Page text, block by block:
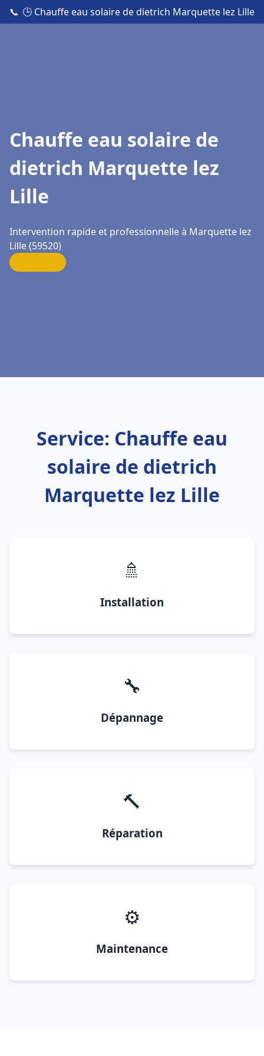
📞 🕒 Chauffe eau solaire de dietrich Marquette lez Lille
Chauffe eau solaire de
dietrich Marquette lez
Lille
Intervention rapide et professionnelle à Marquette lez
Lille (59520)
Service: Chauffe eau
solaire de dietrich
Marquette lez Lille
🚿
Installation
🔧
Dépannage
🔨
Réparation
⚙️
Maintenance